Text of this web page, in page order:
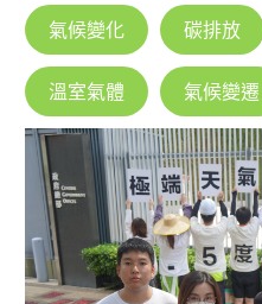
氣候變化 碳排放
溫室氣體 氣候變遷